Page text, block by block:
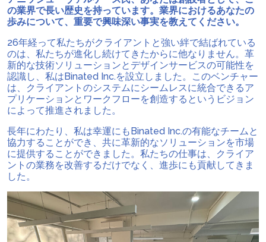
の業界で長い歴史を持っています。業界におけるあなたの
歩みについて、重要で興味深い事実を教えてください。
26年経って私たちがクライアントと強い絆で結ばれている
のは、私たちが進化し続けてきたからに他なりません。革
新的な技術ソリューションとデザインサービスの可能性を
認識し、私はBinated Inc.を設立しました。このベンチャー
は、クライアントのシステムにシームレスに統合できるア
プリケーションとワークフローを創造するというビジョン
によって推進されました。
長年にわたり、私は幸運にもBinated Inc.の有能なチームと
協力することができ、共に革新的なソリューションを市場
に提供することができました。私たちの仕事は、クライア
ントの業務を改善するだけでなく、進歩にも貢献してきま
した。